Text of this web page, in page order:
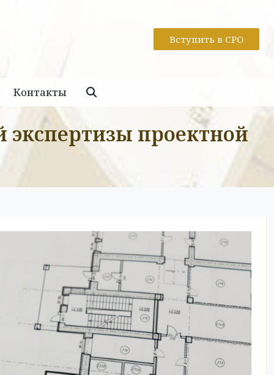
Вступить в СРО
Контакты
экспертизы проектной